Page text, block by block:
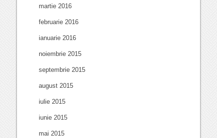
martie 2016
februarie 2016
ianuarie 2016
noiembrie 2015
septembrie 2015
august 2015
iulie 2015
iunie 2015
mai 2015